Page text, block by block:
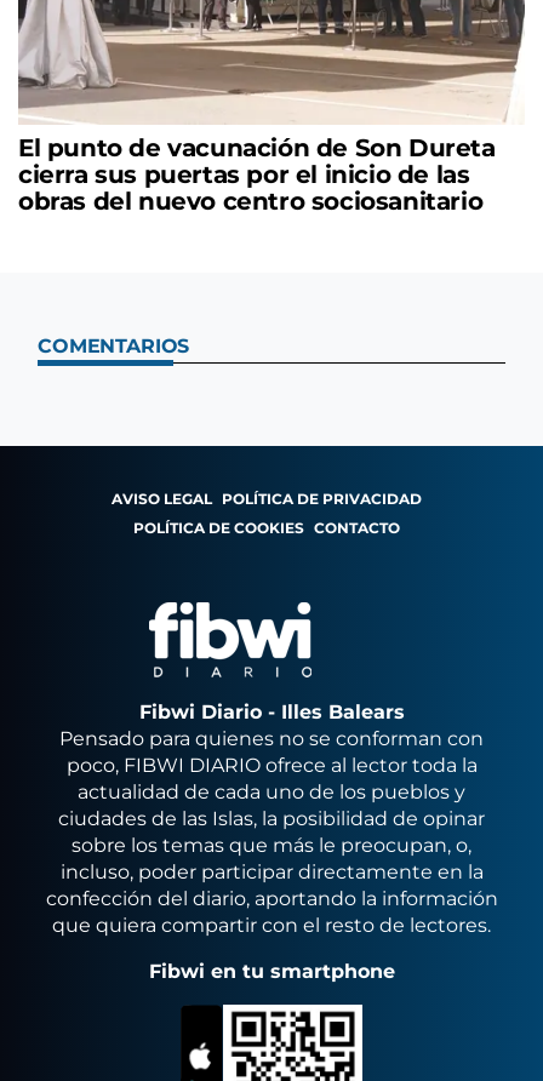
El punto de vacunación de Son Dureta
cierra sus puertas por el inicio de las
obras del nuevo centro sociosanitario
COMENTARIOS
AVISO LEGAL POLÍTICA DE PRIVACIDAD
POLÍTICA DE COOKIES CONTACTO
Fibwi Diario - Illes Balears
Pensado para quienes no se conforman con
poco, FIBWI DIARIO ofrece al lector toda la
actualidad de cada uno de los pueblos y
ciudades de las Islas, la posibilidad de opinar
sobre los temas que más le preocupan, o,
incluso, poder participar directamente en la
confección del diario, aportando la información
que quiera compartir con el resto de lectores.
Fibwi en tu smartphone